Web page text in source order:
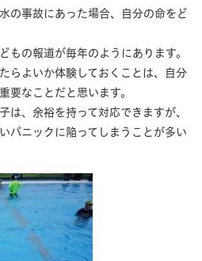
の事故にあった場合、自分の命をど
もの報道が毎年のようにあります。
らよいか体験しておくことは、自分
要なことだと思います。
、余裕を持って対応できますが、
パニックに陥ってしまうことが多い